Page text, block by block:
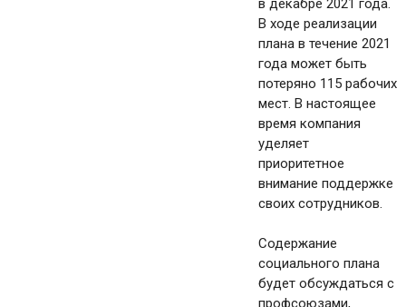
в декабре 2021 года.
В ходе реализации
плана в течение 2021
года может быть
потеряно 115 рабочих
мест. В настоящее
время компания
уделяет
приоритетное
внимание поддержке
своих сотрудников.
Содержание
социального плана
будет обсуждаться с
профсоюзами,